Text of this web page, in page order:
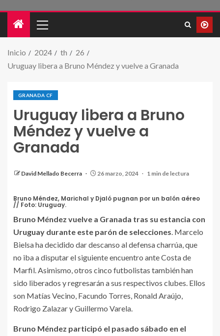
Inicio 2024 th
26
Uruguay libera a Bruno Méndez y vuelve a Granada
GRANADA CF
Uruguay libera a Bruno
Méndez y vuelve a
Granada
David Mellado Becerra 26 marzo, 2024 1 min de lectura
Bruno Méndez, Marichal y Djaló pugnan por un balón aéreo
// Foto: Uruguay.
Bruno Méndez vuelve a Granada tras su estancia con
Uruguay durante este parón de selecciones. Marcelo
Bielsa ha decidido dar descanso al defensa charrúa, que
no iba a disputar el siguiente encuentro ante Costa de
Marfil. Asimismo, otros cinco futbolistas también han
sido liberados y regresarán a sus respectivos clubes. Ellos
son Matías Vecino, Facundo Torres, Ronald Araújo,
Rodrigo Zalazar y Guillermo Varela.
Bruno Méndez participó el pasado sábado en el